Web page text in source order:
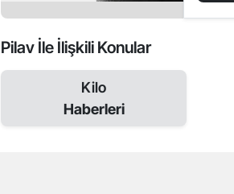
Pilav İle İlişkili Konular
Kilo
Haberleri